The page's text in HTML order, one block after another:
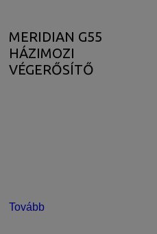
MERIDIAN G55
HÁZIMOZI
VÉGERŐSÍTŐ
Tovább